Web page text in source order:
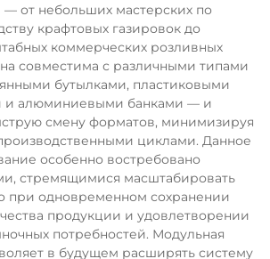
— от небольших мастерских по
крафтовых газировок до
коммерческих розливных
совместима с различными типами
бутылками, пластиковыми
и алюминиевыми банками — и
смену форматов, минимизируя
циклами. Данное
особенно востребовано
стремящимися масштабировать
при одновременном сохранении
продукции и удовлетворении
потребностей. Модульная
в будущем расширять систему